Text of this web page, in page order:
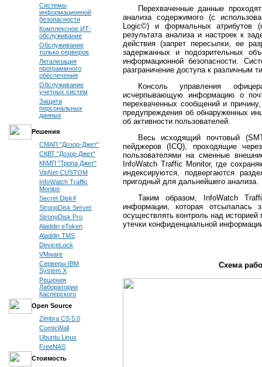
Системы
информационной
безопасности
Комплексное ИТ-
обслуживание
Обслуживание
только серверов
Легализация
программного
обеспечения
Обслуживание
учетных систем
Защита
персональных
данных
Решения
СМАП "Дозор-Джет"
СКВТ "Дозор Джет"
ККМП "Тропа Джет"
VipNet CUSTOM
InfoWatch Traffic
Monitor
Secret Disk4
StrongDisk Server
StrongDisk Pro
Aladdin eToken
Aladdin TMS
DeviceLock
VMware
Серверы IBM
System X
Решения
Лаборатории
Касперского
Open Source
Zimbra CS 5.0
ComixWall
Ubuntu Linux
FreeNAS
Стоимость
Перехваченные данные
анализа содержимого (с
Logic©) и формальных атрибутов
результата анализа и настроек к
действия (запрет пересылки, ее
задержанных и подозрительных
информационной безопасности.
разграничение доступа к различным
Консоль управления
исчерпывающую информацию о
перехваченных сообщений и
предупреждения об обнаруженных
об активности пользователей.
Весь исходящий почтовый
пейджеров (ICQ), проходящие
пользователями на сменные
InfoWatch Traffic Monitor, где
индексируются, подвергаются
пригодный для дальнейшего анализа.
Таким образом, InfoWatch
информации, которая отсылалась
осуществлять контроль над историей
утечки конфиденциальной
Схема